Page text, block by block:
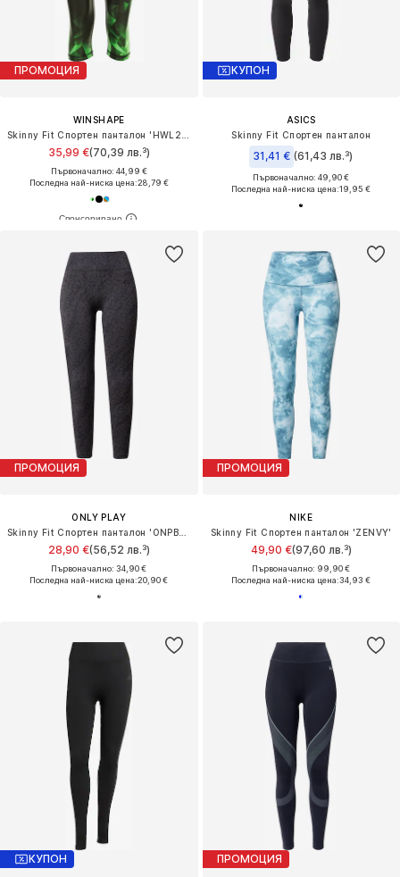
ПРОМОЦИЯ
WINSHAPE
35,99 €(70,39 лв.³)
Първоначално: 44,99 €
Последна най-ниска цена:28,79 €
КУПОН
ASICS
Skinny Fit Спортен панталон
31,41 € (61,43 лв.³)
Първоначално: 49,90 €
Последна най-ниска цена:19,95 €
ПРОМОЦИЯ
ONLY PLAY
28,90 €(56,52 лв.³)
Първоначално: 34,90 €
Последна най-ниска цена:20,90 €
ПРОМОЦИЯ
NIKE
Skinny Fit Спортен панталон 'ZENVY'
49,90 €(97,60 лв.³)
Първоначално: 99,90 €
Последна най-ниска цена:34,93 €
КУПОН ПРОМОЦИЯ